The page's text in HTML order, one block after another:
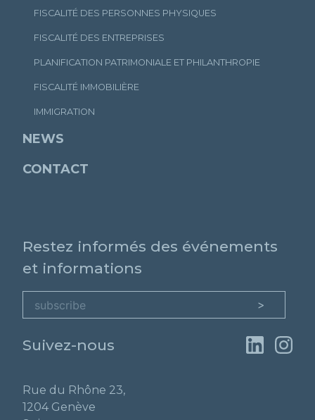
FISCALITÉ DES PERSONNES PHYSIQUES
FISCALITÉ DES ENTREPRISES
PLANIFICATION PATRIMONIALE ET PHILANTHROPIE
FISCALITÉ IMMOBILIÈRE
IMMIGRATION
NEWS
CONTACT
Restez informés des événements
et informations
Suivez-nous
Rue du Rhône 23,
1204 Genève